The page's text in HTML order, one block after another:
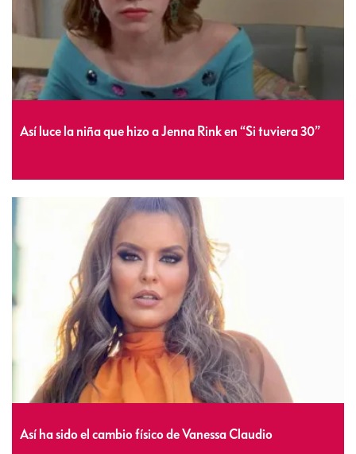
Así luce la niña que hizo a Jenna Rink en “Si tuviera 30”
Así ha sido el cambio físico de Vanessa Claudio